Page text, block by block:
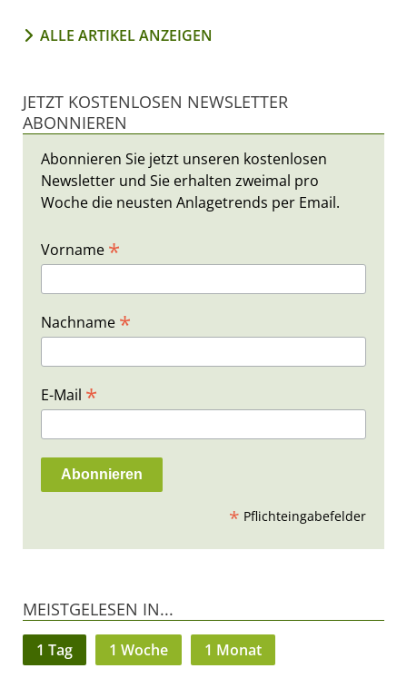
ALLE ARTIKEL ANZEIGEN
JETZT KOSTENLOSEN NEWSLETTER
ABONNIEREN
Abonnieren Sie jetzt unseren kostenlosen
Newsletter und Sie erhalten zweimal pro
Woche die neusten Anlagetrends per Email.
Vorname *
Nachname *
E-Mail *
* Pflichteingabefelder
MEISTGELESEN IN...
1 Tag 1 Woche 1 Monat